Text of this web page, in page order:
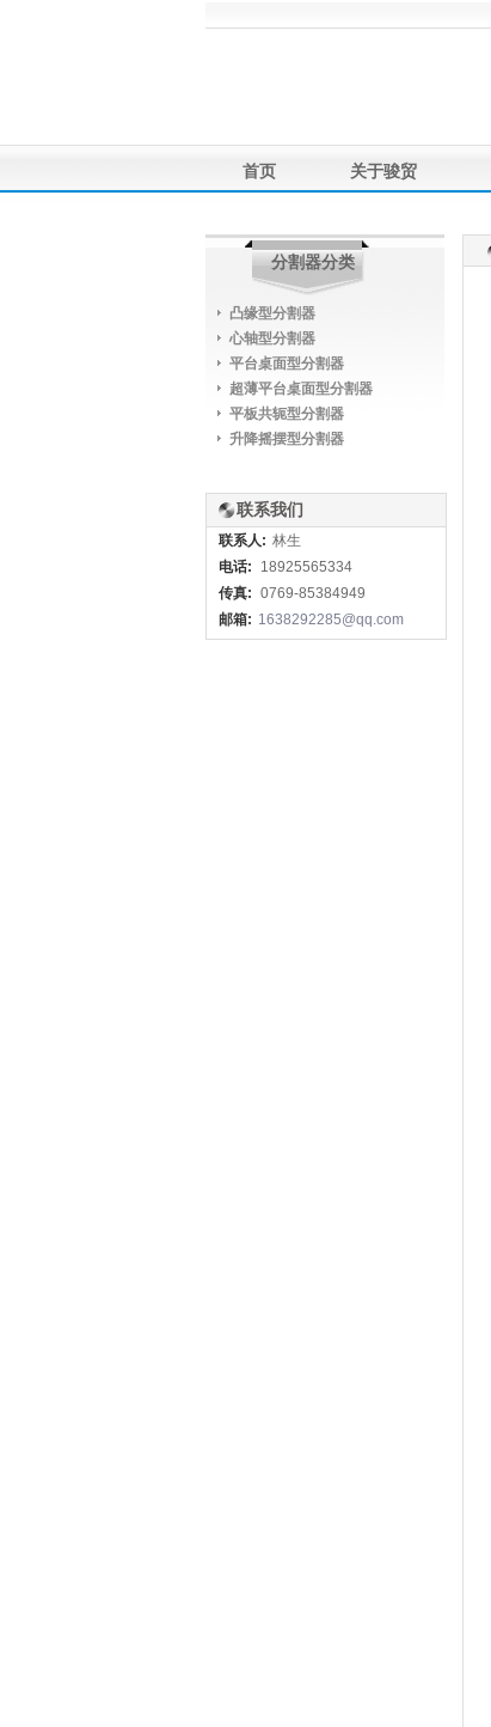
首页 关于骏贸
产品应用 联系我们
分割器分类
凸缘型分割器
心轴型分割器
平台桌面型分割器
超薄平台桌面型分割器
平板共轭型分割器
升降摇摆型分割器
联系我们
联系人: 林生
电话:
18925565334
传真: 0769-85384949
邮箱: 1638292285@qq.com